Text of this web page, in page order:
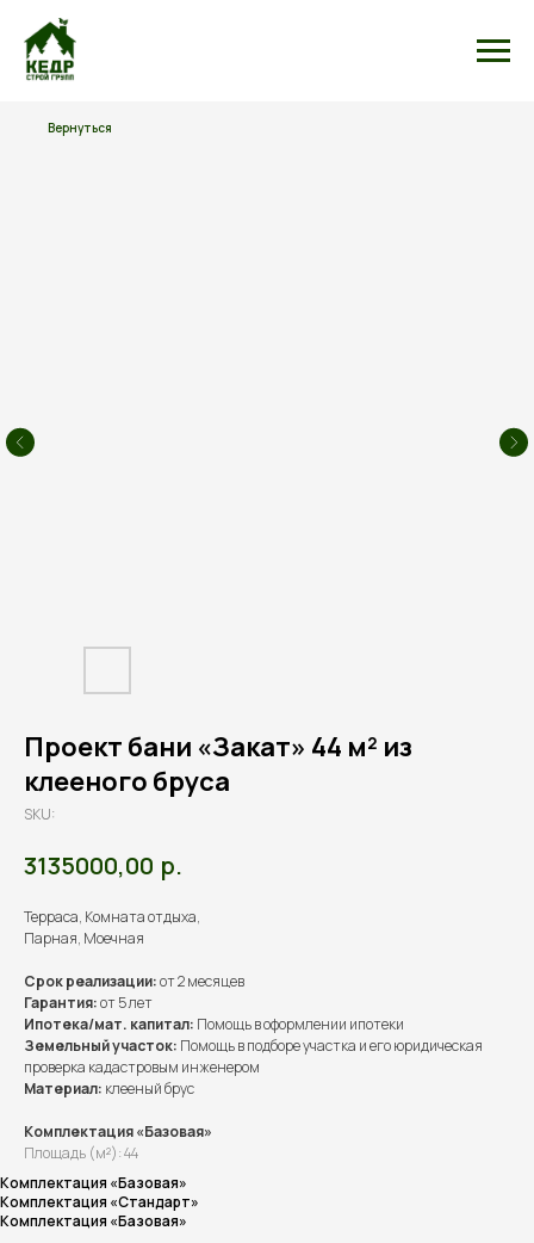
Вернуться
Проект бани «Закат» 44 м² из
клееного бруса
SKU:
3135000,00 р.
Терраса, Комната отдыха,
Парная, Моечная
Срок реализации:от 2 месяцев
Гарантия:от 5 лет
Ипотека/мат. капитал: Помощь в оформлении ипотеки
Земельный участок: Помощь в подборе участка и его юридическая
проверка кадастровым инженером
Материал: клееный брус
Комплектация «Базовая»
Площадь (м²): 44
Комплектация «Базовая»
Комплектация «Стандарт»
Комплектация «Базовая»